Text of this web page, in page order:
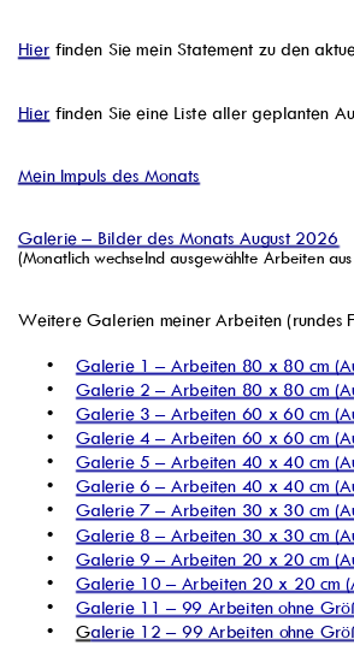
Hier finden Sie mein Statement zu den
Hier finden Sie eine Liste aller geplanten
Mein Impuls des Monats
Galerie – Bilder des Monats August 2026
(Monatlich wechselnd ausgewählte Arbeiten
Weitere Galerien meiner Arbeiten (rundes
•Galerie 1 – Arbeiten 80 x 80 cm
•Galerie 2 – Arbeiten 80 x 80 cm
•Galerie 3 – Arbeiten 60 x 60 cm
•Galerie 4 – Arbeiten 60 x 60 cm
•Galerie 5 – Arbeiten 40 x 40 cm
•Galerie 6 – Arbeiten 40 x 40 cm
•Galerie 7 – Arbeiten 30 x 30 cm
•Galerie 8 – Arbeiten 30 x 30 cm
•Galerie 9 – Arbeiten 20 x 20 cm
•Galerie 10 – Arbeiten 20 x 20 cm
•Galerie 11 – 99 Arbeiten ohne
•Galerie 12 – 99 Arbeiten ohne